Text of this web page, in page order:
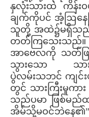
နှလုံးသားထဲ ကိန်း
ချက်ကိုပင် အံ့ဩန
သူတို့ အထဲ၌မရှိသည်
တတ်ကြသေးသည်
အာဗေလကို သတ်ဖြ
သွားသော သာ
ပွဲလမ်းသဘင် ကျင်းပ
တွင် သားကြီးမူက
သည်ပမာ ဖြစ်မ
အိမ်သို့မဝင်ဘဲနေ